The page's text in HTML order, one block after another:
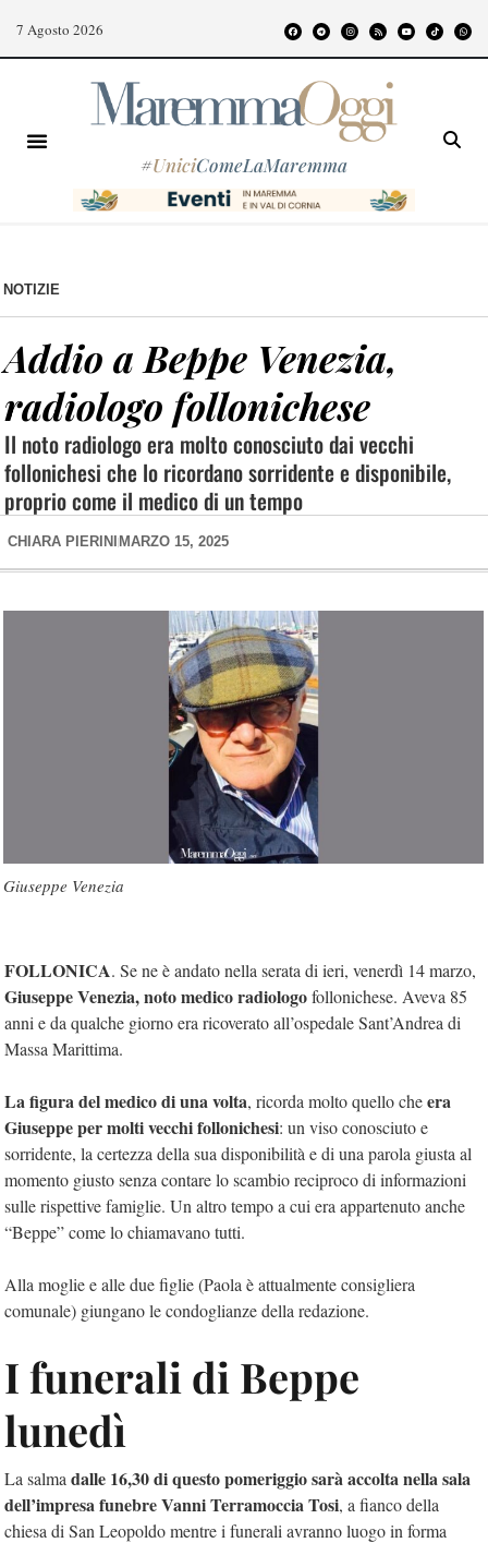
7 Agosto 2026
#UniciComeLaMaremma
NOTIZIE
Addio a Beppe Venezia,
radiologo follonichese
Il noto radiologo era molto conosciuto dai vecchi
follonichesi che lo ricordano sorridente e disponibile,
proprio come il medico di un tempo
CHIARA PIERINI MARZO 15, 2025
Giuseppe Venezia
FOLLONICA. Se ne è andato nella serata di ieri, venerdì 14 marzo,
Giuseppe Venezia, noto medico radiologofollonichese. Aveva 85
anni e da qualche giorno era ricoverato all’ospedale Sant’Andrea di
Massa Marittima.
La figura del medico di una volta, ricorda molto quello cheera
Giuseppe per molti vecchi follonichesi: un viso conosciuto e
sorridente, la certezza della sua disponibilità e di una parola giusta al
momento giusto senza contare lo scambio reciproco di informazioni
sulle rispettive famiglie. Un altro tempo a cui era appartenuto anche
“Beppe” come lo chiamavano tutti.
Alla moglie e alle due figlie (Paola è attualmente consigliera
comunale) giungano le condoglianze della redazione.
I funerali di Beppe
lunedì
La salma dalle 16,30 di questo pomeriggio sarà accolta nella sala
dell’impresa funebre Vanni Terramoccia Tosi, a fianco della
chiesa di San Leopoldo mentre i funerali avranno luogo in forma